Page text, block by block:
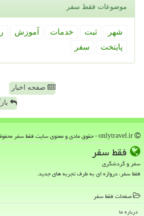
موضوعات فقط سفر
شهر ثبت خدمات آموزش
پایتخت
سفر
صفحه اخبار
فقط سفر
سفر و گردشگری
فقط سفر، دروازه ای به طرف تجربه های جدید.
صفحات فقط سفر
درباره ما